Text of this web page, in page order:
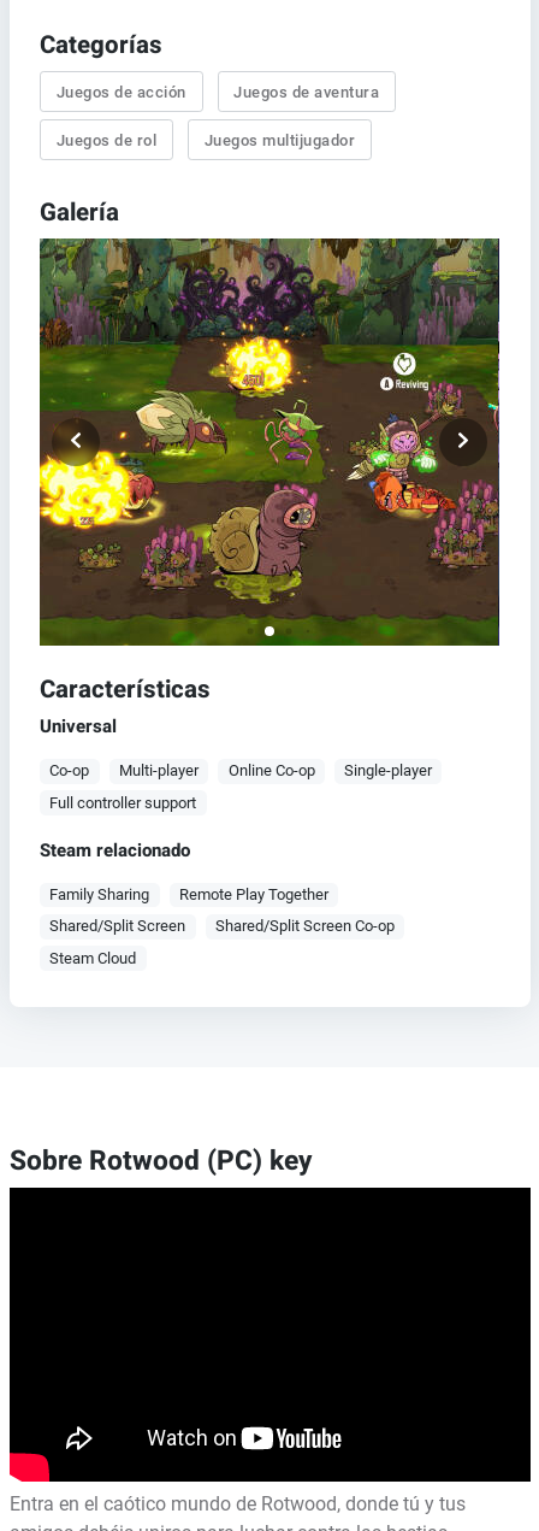
Categorías
Juegos de acción Juegos de aventura
Juegos de rol Juegos multijugador
Galería
Características
Universal
Co-op Multi-player Online Co-op
Single-player
Full controller support
Steam relacionado
Family Sharing
Remote Play Together
Shared/Split Screen
Shared/Split Screen Co-op
Steam Cloud
Sobre Rotwood (PC) key
Entra en el caótico mundo de Rotwood, donde tú y tus